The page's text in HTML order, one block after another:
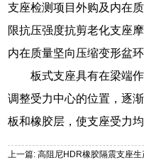
支座检测项目外购及内在
限抗压强度抗剪老化支座
内在质量坚向压缩变形盆环
板式支座具有在梁端
调整受力中心的位置，逐
板和橡胶层，使支座受力均
上一篇: 高阻尼HDR橡胶隔震支座